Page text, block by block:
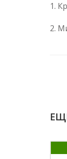
1.
2.